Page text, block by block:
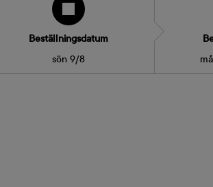
Beställningsdatum
sön 9/8